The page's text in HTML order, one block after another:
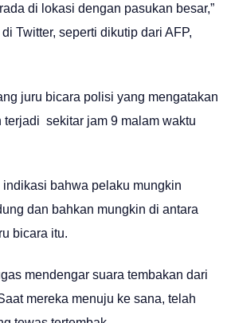
di lokasi dengan pasukan besar,”
Twitter, seperti dikutip dari AFP,
juru bicara polisi yang mengatakan
terjadi sekitar jam 9 malam waktu
bahwa pelaku mungkin
dan bahkan mungkin di antara
bicara itu.
mendengar suara tembakan dari
mereka menuju ke sana, telah